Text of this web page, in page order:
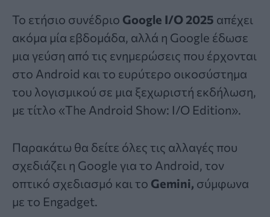
Το ετήσιο συνέδριο Google I/O 2025 απέχει
ακόμα μία εβδομάδα, αλλά η Google έδωσε
μια γεύση από τις ενημερώσεις που έρχονται
στο Android και το ευρύτερο οικοσύστημα
του λογισμικού σε μια ξεχωριστή εκδήλωση,
με τίτλο «The Android Show: I/O Edition».
Παρακάτω θα δείτε όλες τις αλλαγές που
σχεδιάζει η Google για το Android, τον
οπτικό σχεδιασμό και το Gemini, σύμφωνα
με το Engadget.